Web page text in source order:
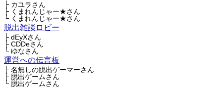
├ カユラさん
├ くまれんじゃー★さん
└ くまれんじゃー★さん
脱出雑談ロビー
├ dEyXさん
├ CDDeさん
└ ゆなさん
運営への伝言板
├ 名無しの脱出ゲーマーさん
├ 脱出ゲームさん
└ 脱出ゲームさん